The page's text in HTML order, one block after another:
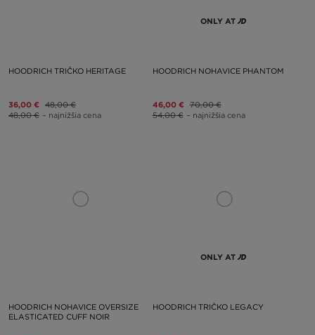
HOODRICH TRIČKO HERITAGE
36,00 € 48,00 €
48,00 € – najnižšia cena
ONLY AT
HOODRICH NOHAVICE PHANTOM
46,00 € 70,00 €
54,00 € – najnižšia cena
HOODRICH NOHAVICE OVERSIZE
ELASTICATED CUFF NOIR
ONLY AT
HOODRICH TRIČKO LEGACY